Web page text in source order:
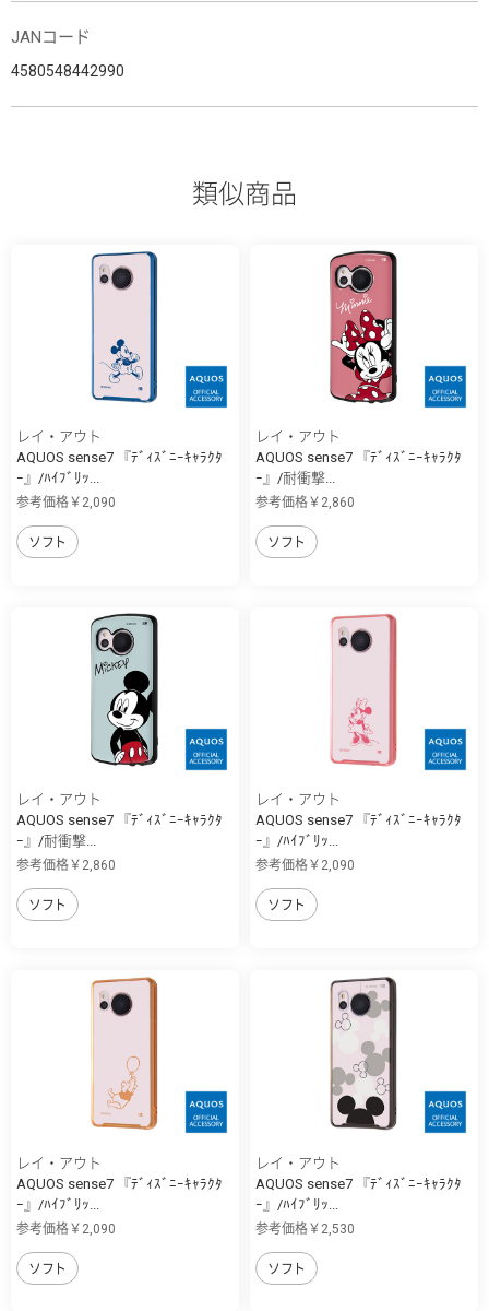
JANコード
4580548442990
類似商品
レイ・アウト
AQUOS sense7 『ﾃﾞｨｽﾞﾆｰｷｬﾗｸﾀ
ｰ』/ﾊｲﾌﾞﾘｯ...
参考価格￥2,090
ソフト
レイ・アウト
AQUOS sense7 『ﾃﾞｨｽﾞﾆｰｷｬﾗｸﾀ
ｰ』/耐衝撃...
参考価格￥2,860
ソフト
レイ・アウト
AQUOS sense7 『ﾃﾞｨｽﾞﾆｰｷｬﾗｸﾀ
ｰ』/耐衝撃...
参考価格￥2,860
ソフト
レイ・アウト
AQUOS sense7 『ﾃﾞｨｽﾞﾆｰｷｬﾗｸﾀ
ｰ』/ﾊｲﾌﾞﾘｯ...
参考価格￥2,090
ソフト
レイ・アウト
AQUOS sense7 『ﾃﾞｨｽﾞﾆｰｷｬﾗｸﾀ
ｰ』/ﾊｲﾌﾞﾘｯ...
参考価格￥2,090
ソフト
レイ・アウト
AQUOS sense7 『ﾃﾞｨｽﾞﾆｰｷｬﾗｸﾀ
ｰ』/ﾊｲﾌﾞﾘｯ...
参考価格￥2,530
ソフト